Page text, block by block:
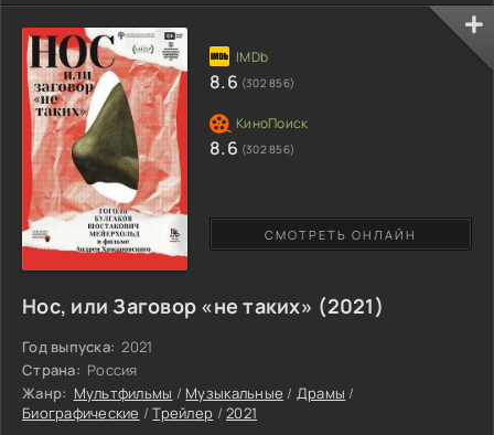
всемогущественной трилогии. Мир создан с удивительными
приключениями, где рассказывается о двойнике Элвиса
Пресли, мужчины, ставшей необъятной звездой и важной
особой в дворце культуры. Первый представитель борцов с
мафией
Нос, или Заговор «не таких» (2021)
Год выпуска: 2021
Страна: Россия
Жанр: Мультфильмы / Музыкальные / Драмы /
Биографические /Трейлер /2021
СМОТРЕТЬ ОНЛАЙН
8.6 (302 856)
8.6 (302 856)